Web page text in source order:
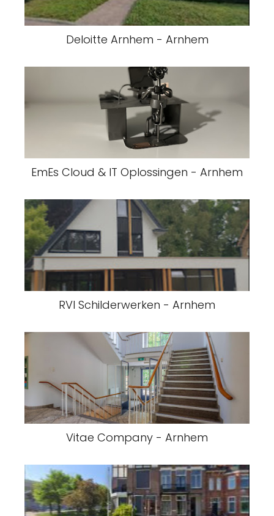
Deloitte Arnhem - Arnhem
EmEs Cloud & IT Oplossingen - Arnhem
RVI Schilderwerken - Arnhem
Vitae Company - Arnhem